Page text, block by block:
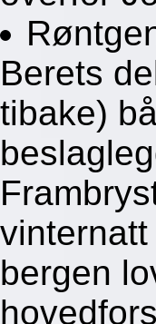
Berets
tibake)
bergen